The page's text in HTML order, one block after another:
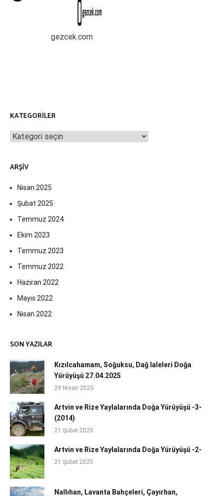
gezcek.com
KATEGORILER
Kategoriler
ARŞIV
Nisan 2025
Şubat 2025
Temmuz 2024
Ekim 2023
Temmuz 2023
Temmuz 2022
Haziran 2022
Mayıs 2022
Nisan 2022
SON YAZILAR
Kızılcahamam, Soğuksu, Dağ laleleri Doğa
Yürüyüşü 27.04.2025
29 Nisan 2025
Artvin ve Rize Yaylalarında Doğa Yürüyüşü -3-
(2014)
21 Şubat 2025
Artvin ve Rize Yaylalarında Doğa Yürüyüşü -2-
21 Şubat 2025
Nallıhan, Lavanta Bahçeleri, Çayırhan,